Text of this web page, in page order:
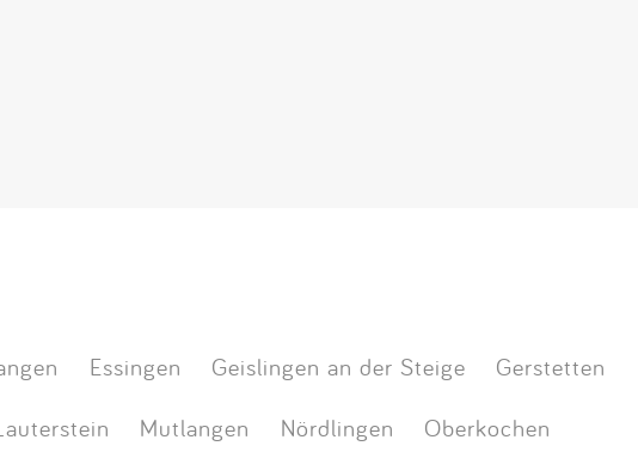
Essingen Geislingen an der Steige
Gerstetten
Mutlangen Nördlingen
Oberkochen